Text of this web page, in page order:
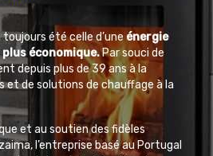
été celle d’une énergie
économique.Par souci de
depuis plus de 39 ans à la
et de solutions de chauffage à la
et au soutien des fidèles
l’entreprise basé au Portugal